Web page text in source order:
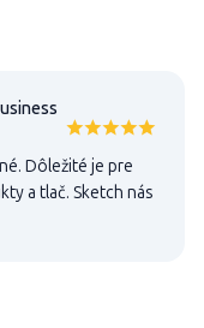
Dôležité je pre
a tlač. Sketch nás